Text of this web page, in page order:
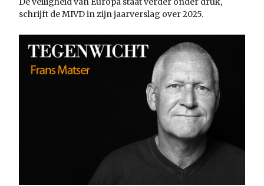
schrijft de MIVD in zijn jaarverslag over 2025.